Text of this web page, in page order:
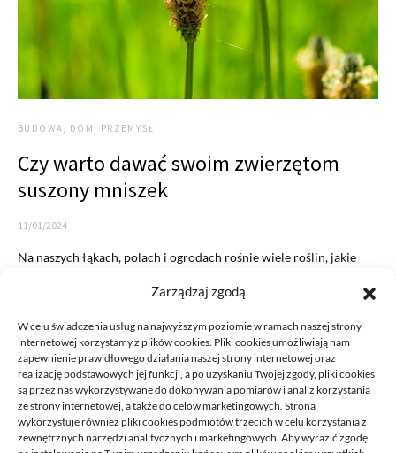
Zarządzaj zgodą
W celu świadczenia usług na najwyższym poziomie w ramach naszej strony
internetowej korzystamy z plików cookies. Pliki cookies umożliwiają nam
zapewnienie prawidłowego działania naszej strony internetowej oraz
realizację podstawowych jej funkcji, a po uzyskaniu Twojej zgody, pliki cookies
są przez nas wykorzystywane do dokonywania pomiarów i analiz korzystania
ze strony internetowej, a także do celów marketingowych. Strona
wykorzystuje również pliki cookies podmiotów trzecich w celu korzystania z
zewnętrznych narzędzi analitycznych i marketingowych. Aby wyrazić zgodę
BUDOWA, DOM, PRZEMYSŁ
Czy warto dawać swoim zwierzętom
suszony mniszek
11/01/2024
Na naszych łąkach, polach i ogrodach rośnie wiele roślin, jakie
READ MORE